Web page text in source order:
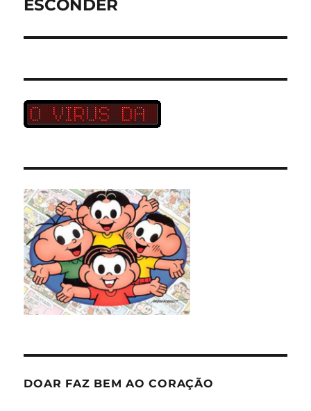
ESCONDER
DOAR FAZ BEM AO CORAÇÃO